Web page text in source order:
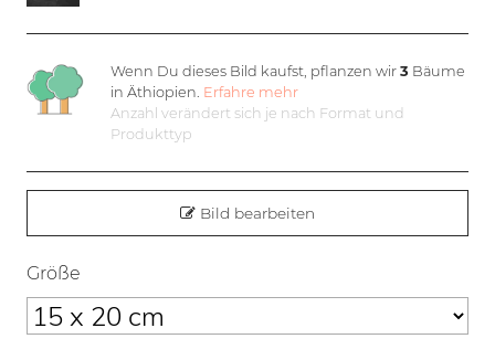
Wenn Du dieses Bild kaufst, pflanzen wir3 Bäume
in Äthiopien. Erfahre mehr
Anzahl verändert sich je nach Format und
Produkttyp
Bild bearbeiten
Größe